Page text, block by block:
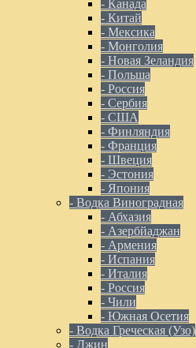
- Канада
- Китай
- Мексика
- Монголия
- Новая Зеландия
- Польша
- Россия
- Сербия
- США
- Финляндия
- Франция
- Швеция
- Эстония
- Япония
- Водка Виноградная
- Абхазия
- Азербйаджан
- Армения
- Испания
- Италия
- Россия
- Чили
- Южная Осетия
- Водка Греческая (Узо)
- Джин